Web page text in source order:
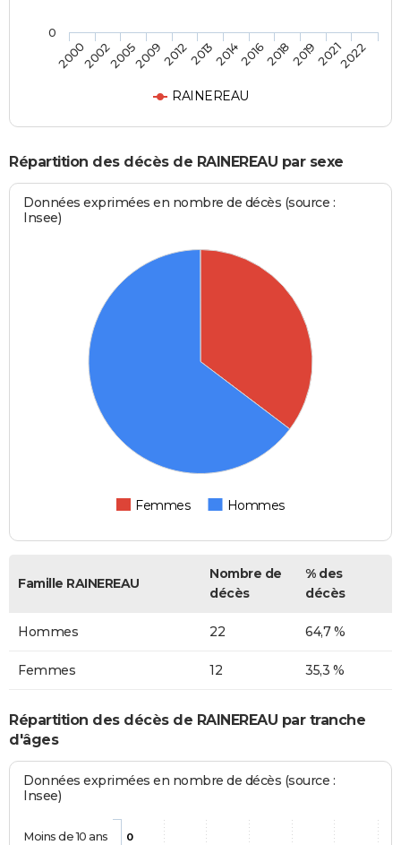
RAINEREAU
200020022005200920122013201420162018201920212022
0
Répartition des décès de RAINEREAU par sexe
Données exprimées en nombre de décès (source :
Insee)
Femmes Hommes
Famille RAINEREAU
Nombre de
décès
% des
décès
Hommes 22 64,7 %
Femmes 12 35,3 %
Répartition des décès de RAINEREAU par tranche
d'âges
Données exprimées en nombre de décès (source :
Insee)
0
Moins de 10 ans